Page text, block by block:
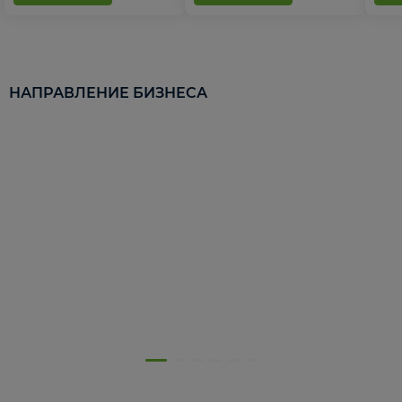
НАПРАВЛЕНИЕ БИЗНЕСА